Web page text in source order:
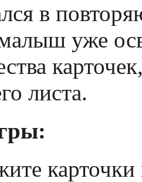
в
уже
листа.